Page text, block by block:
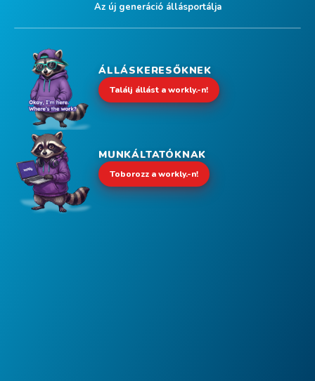
Az új generáció állásportálja
ÁLLÁSKERESŐKNEK
Találj állást a workly.-n!
MUNKÁLTATÓKNAK
Toborozz a workly.-n!